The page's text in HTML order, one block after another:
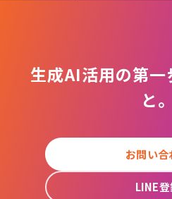
生成AI活用の第
と。
お問い合
LINE